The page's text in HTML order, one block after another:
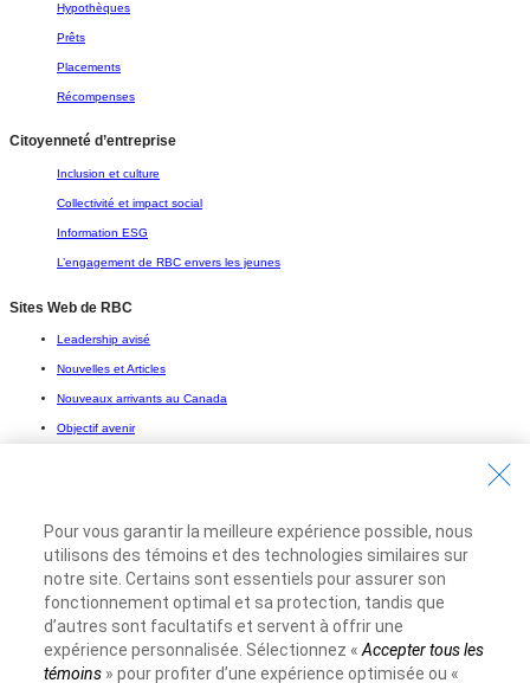
Hypothèques
Prêts
Placements
Récompenses
Citoyenneté d’entreprise
Inclusion et culture
Collectivité et impact social
Information ESG
L’engagement de RBC envers les jeunes
Sites Web de RBC
Leadership avisé
Nouvelles et Articles
Nouveaux arrivants au Canada
Objectif avenir
Trouvez une succursale ou un GAB
Prendre un rendez-vous
Royal Bank of Canada Website
Conditions d’utilisation
Pour vous garantir la meilleure expérience possible, nous
utilisons des témoins et des technologies similaires sur
notre site. Certains sont essentiels pour assurer son
fonctionnement optimal et sa protection, tandis que
d’autres sont facultatifs et servent à offrir une
expérience personnalisée. Sélectionnez « Accepter tous les
témoins» pour profiter d’une expérience optimisée ou «